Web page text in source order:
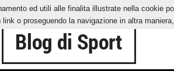
ed utili alle finalita illustrate nella cookie
o proseguendo la navigazione in altra